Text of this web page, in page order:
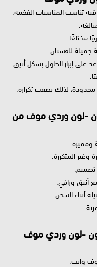
تناسب المناسبات الفخمة.
مختلفًا.
جميلة للفستان.
على إبراز الطول بشكل أنيق.
لذلك يصعب تكراره.
-لون وردي موف من
ومميزة.
وغير المتكررة.
تصميم.
أنيق وراقي.
أثناء الشحن.
-لون وردي موف
وايت.